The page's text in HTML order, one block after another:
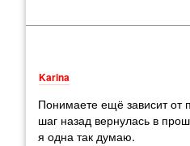
Karina
Понимаете ещё зависит от
шаг назад вернулась в
я одна так думаю.